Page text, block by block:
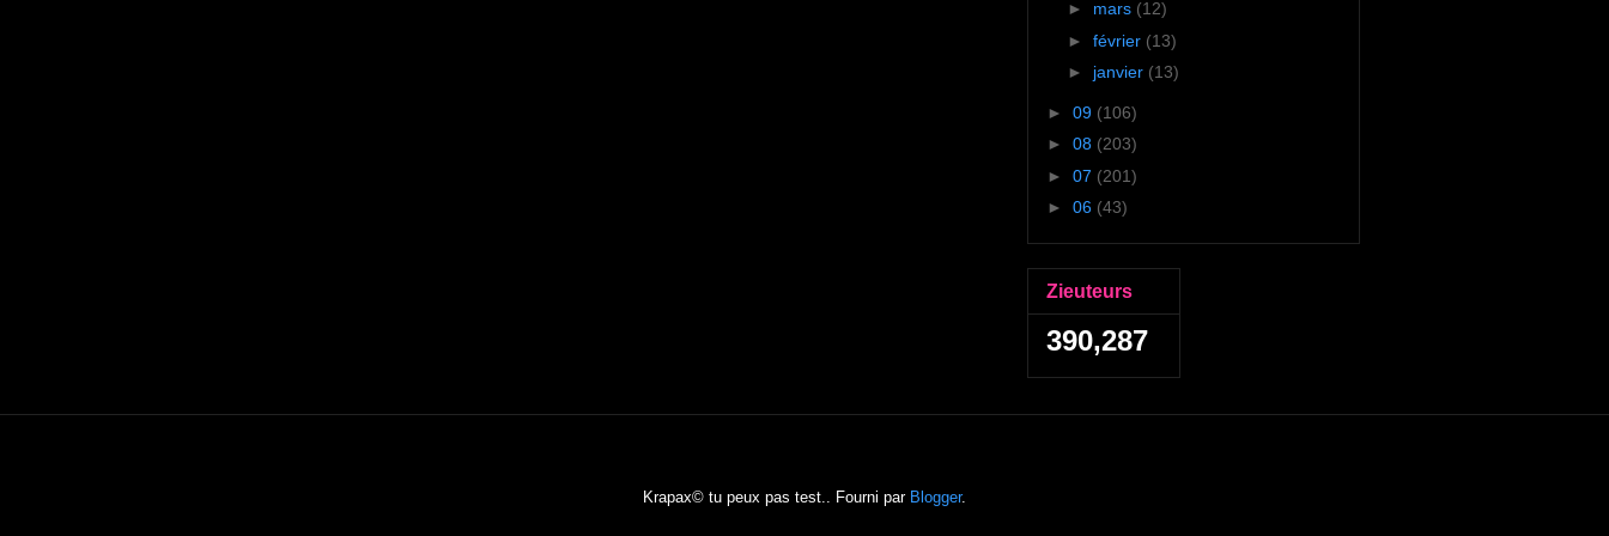
► mars (12)
► février (13)
► janvier (13)
► 09 (106)
► 08 (203)
► 07 (201)
► 06 (43)
Zieuteurs
390,287
Krapax© tu peux pas test.. Fourni par Blogger.